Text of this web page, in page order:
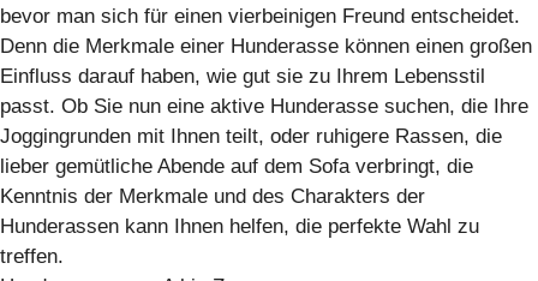
bevor man sich für einen vierbeinigen Freund entscheidet.
Denn die Merkmale einer Hunderasse können einen großen
Einfluss darauf haben, wie gut sie zu Ihrem Lebensstil
passt. Ob Sie nun eine aktive Hunderasse suchen, die Ihre
Joggingrunden mit Ihnen teilt, oder ruhigere Rassen, die
lieber gemütliche Abende auf dem Sofa verbringt, die
Kenntnis der Merkmale und des Charakters der
Hunderassen kann Ihnen helfen, die perfekte Wahl zu
treffen.